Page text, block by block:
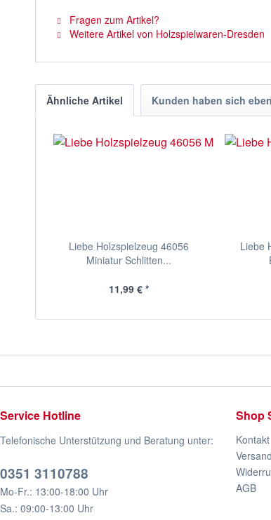
Fragen zum Artikel?
Weitere Artikel von Holzspielwaren-Dresden
Ähnliche Artikel Kunden haben sich
Liebe Holzspielzeug 46056
Miniatur Schlitten...
11,99 € *
Liebe
Service Hotline
Telefonische Unterstützung und Beratung unter:
0351 3110788
Mo-Fr.: 13:00-18:00 Uhr
Sa.: 09:00-13:00 Uhr
Shop
Kontakt
AGB